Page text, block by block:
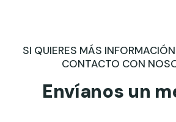
SI QUIERES MÁS
CONTACTO CON
Envíanos un